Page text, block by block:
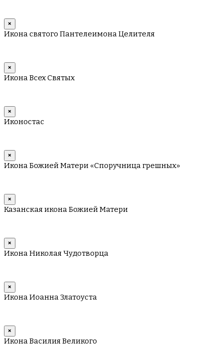
×
Икона святого Пантелеимона Целителя
×
Икона Всех Святых
×
Иконостас
×
Икона Божией Матери «Споручница грешных»
×
Казанская икона Божией Матери
×
Икона Николая Чудотворца
×
Икона Иоанна Златоуста
×
Икона Василия Великого